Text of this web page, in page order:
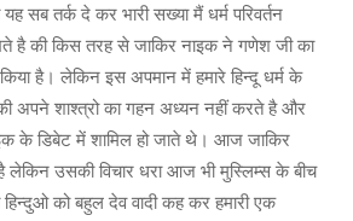
यह सब तर्क दे कर भारी सख्या मैं धर्म परिवर्तन
है की किस तरह से जाकिर नाइक ने गणेश जी का
है। लेकिन इस अपमान में हमारे हिन्दू धर्म के
अपने शाश्त्रो का गहन अध्यन नहीं करते है और
के डिबेट में शामिल हो जाते थे। आज जाकिर
लेकिन उसकी विचार धरा आज भी मुस्लिम्स के बीच
को बहुल देव वादी कह कर हमारी एक